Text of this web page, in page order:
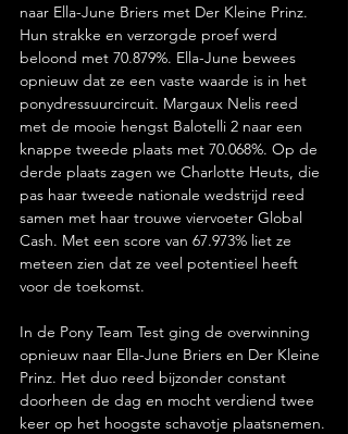
naar Ella-June Briers met Der Kleine Prinz.
Hun strakke en verzorgde proef werd
beloond met 70.879%. Ella-June bewees
opnieuw dat ze een vaste waarde is in het
ponydressuurcircuit. Margaux Nelis reed
met de mooie hengst Balotelli 2 naar een
knappe tweede plaats met 70.068%. Op de
derde plaats zagen we Charlotte Heuts, die
pas haar tweede nationale wedstrijd reed
samen met haar trouwe viervoeter Global
Cash. Met een score van 67.973% liet ze
meteen zien dat ze veel potentieel heeft
voor de toekomst.
In de Pony Team Test ging de overwinning
opnieuw naar Ella-June Briers en Der Kleine
Prinz. Het duo reed bijzonder constant
doorheen de dag en mocht verdiend twee
keer op het hoogste schavotje plaatsnemen.